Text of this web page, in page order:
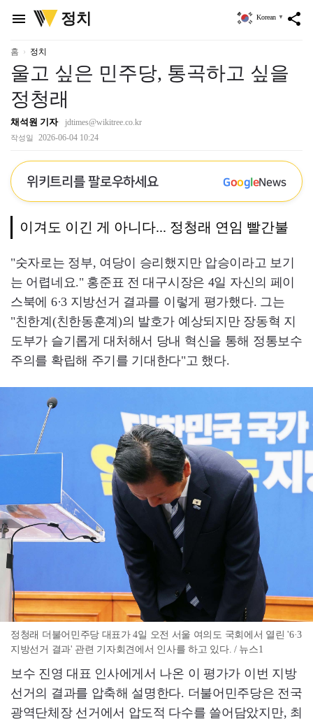
menu
위
키
정치 share
Korean ▼
홈 정치
울고 싶은 민주당, 통곡하고 싶을
정청래
채석원 기자 jdtimes@wikitree.co.kr
작성일 2026-06-04 10:24
위키트리를 팔로우하세요 GoogleNews
이겨도 이긴 게 아니다... 정청래 연임 빨간불
"숫자로는 정부, 여당이 승리했지만 압승이라고 보기
는 어렵네요." 홍준표 전 대구시장은 4일 자신의 페이
스북에 6·3 지방선거 결과를 이렇게 평가했다. 그는
"친한계(친한동훈계)의 발호가 예상되지만 장동혁 지
도부가 슬기롭게 대처해서 당내 혁신을 통해 정통보수
주의를 확립해 주기를 기대한다"고 했다.
정청래 더불어민주당 대표가 4일 오전 서울 여의도 국회에서 열린 '6·3
지방선거 결과' 관련 기자회견에서 인사를 하고 있다. / 뉴스1
보수 진영 대표 인사에게서 나온 이 평가가 이번 지방
선거의 결과를 압축해 설명한다. 더불어민주당은 전국
광역단체장 선거에서 압도적 다수를 쓸어담았지만, 최